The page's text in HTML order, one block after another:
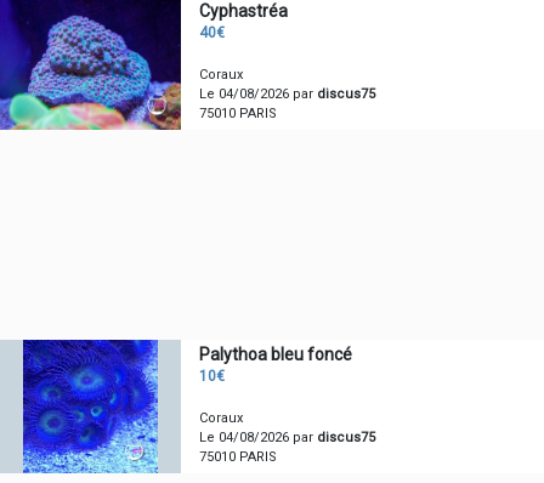
Cyphastréa
40€
Coraux
Le 04/08/2026 par discus75
75010 PARIS
Palythoa bleu foncé
10€
Coraux
Le 04/08/2026 par discus75
75010 PARIS